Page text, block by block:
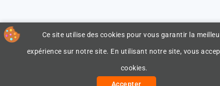
Ce site utilise des cookies pour vous garantir la
expérience sur notre site. En utilisant notre site, vous
cookies.
Accepter